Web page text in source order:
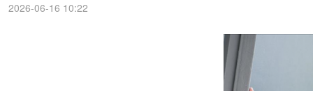
2026-06-16 10:22